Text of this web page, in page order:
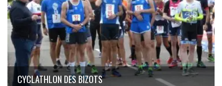
CYCLATHLON DES BIZOTS